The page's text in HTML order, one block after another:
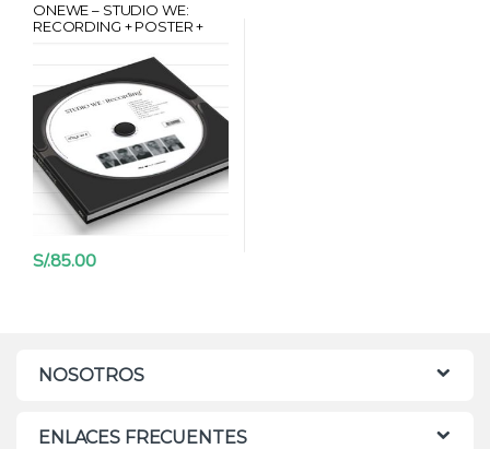
ONEWE – STUDIO WE:
RECORDING + POSTER +
S/.85.00
NOSOTROS
ENLACES FRECUENTES